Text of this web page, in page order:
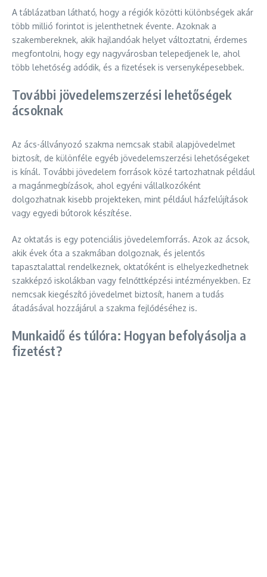
A táblázatban látható, hogy a régiók közötti különbségek akár
több millió forintot is jelenthetnek évente. Azoknak a
szakembereknek, akik hajlandóak helyet változtatni, érdemes
megfontolni, hogy egy nagyvárosban telepedjenek le, ahol
több lehetőség adódik, és a fizetések is versenyképesebbek.
További jövedelemszerzési lehetőségek
ácsoknak
Az ács-állványozó szakma nemcsak stabil alapjövedelmet
biztosít, de különféle egyéb jövedelemszerzési lehetőségeket
is kínál. További jövedelem források közé tartozhatnak például
a magánmegbízások, ahol egyéni vállalkozóként
dolgozhatnak kisebb projekteken, mint például házfelújítások
vagy egyedi bútorok készítése.
Az oktatás is egy potenciális jövedelemforrás. Azok az ácsok,
akik évek óta a szakmában dolgoznak, és jelentős
tapasztalattal rendelkeznek, oktatóként is elhelyezkedhetnek
szakképző iskolákban vagy felnőttképzési intézményekben. Ez
nemcsak kiegészítő jövedelmet biztosít, hanem a tudás
átadásával hozzájárul a szakma fejlődéséhez is.
Munkaidő és túlóra: Hogyan befolyásolja a
fizetést?